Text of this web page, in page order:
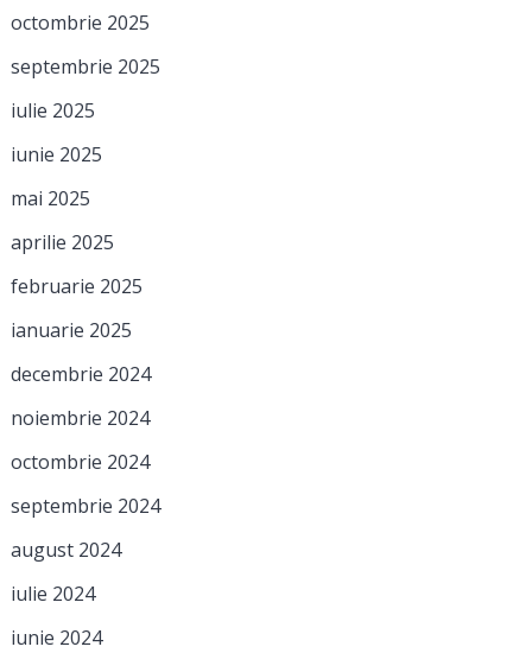
octombrie 2025
septembrie 2025
iulie 2025
iunie 2025
mai 2025
aprilie 2025
februarie 2025
ianuarie 2025
decembrie 2024
noiembrie 2024
octombrie 2024
septembrie 2024
august 2024
iulie 2024
iunie 2024